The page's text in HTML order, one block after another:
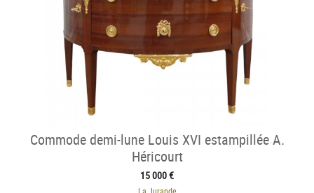
Commode demi-lune Louis XVI estampillée A.
Héricourt
15 000 €